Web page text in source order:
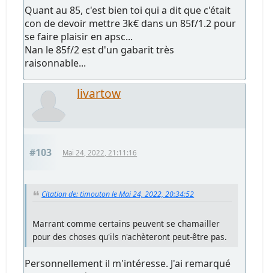
Quant au 85, c'est bien toi qui a dit que c'était
con de devoir mettre 3k€ dans un 85f/1.2 pour
se faire plaisir en apsc...
Nan le 85f/2 est d'un gabarit très
raisonnable...
livartow
#103 Mai 24, 2022, 21:11:16
Citation de: timouton le Mai 24, 2022, 20:34:52
Marrant comme certains peuvent se chamailler
pour des choses qu'ils n'achèteront peut-être pas.
Personnellement il m'intéresse. J'ai remarqué